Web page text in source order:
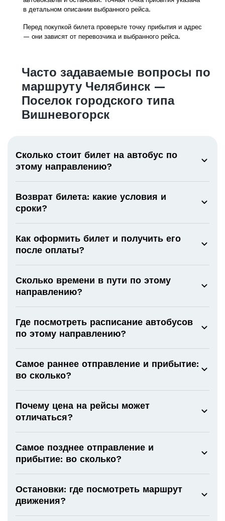
в детальном описании выбранного рейса.
Перед покупкой билета проверьте точку прибытия и адрес
— они зависят от перевозчика и выбранного рейса.
Часто задаваемые вопросы по
маршруту Челябинск —
Поселок городского типа
Вишневогорск
Сколько стоит билет на автобус по
этому направлению?
Возврат билета: какие условия и
сроки?
Как оформить билет и получить его
после оплаты?
Сколько времени в пути по этому
направлению?
Где посмотреть расписание автобусов
по этому направлению?
Самое раннее отправление и прибытие:
во сколько?
Почему цена на рейсы может
отличаться?
Самое позднее отправление и
прибытие: во сколько?
Остановки: где посмотреть маршрут
движения?